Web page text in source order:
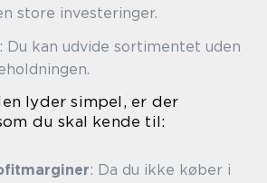
store investeringer.
: Du kan udvide sortimentet uden
lyder simpel, er der
du skal kende til:
: Da du ikke køber i